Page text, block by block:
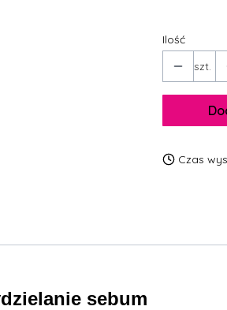
Ilość
szt.
Czas
sebum